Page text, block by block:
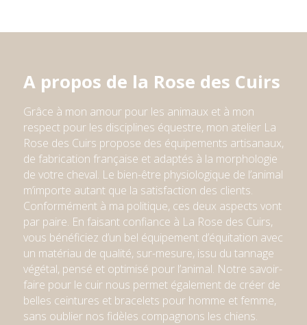
A propos de la Rose des Cuirs
Grâce à mon amour pour les animaux et à mon
respect pour les disciplines équestre, mon atelier La
Rose des Cuirs propose des équipements artisanaux,
de fabrication française et adaptés à la morphologie
de votre cheval. Le bien-être physiologique de l’animal
m’importe autant que la satisfaction des clients.
Conformément à ma politique, ces deux aspects vont
par paire. En faisant confiance à La Rose des Cuirs,
vous bénéficiez d’un bel équipement d’équitation avec
un matériau de qualité, sur-mesure, issu du tannage
végétal, pensé et optimisé pour l’animal. Notre savoir-
faire pour le cuir nous permet également de créer de
belles ceintures et bracelets pour homme et femme,
sans oublier nos fidèles compagnons les chiens.